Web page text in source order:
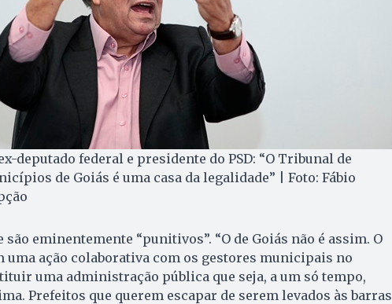
deputado federal e presidente do PSD: “O Tribunal de
de Goiás é uma casa da legalidade” | Foto: Fábio
eminentemente “punitivos”. “O de Goiás não é assim. O
uma ação colaborativa com os gestores municipais no
uma administração pública que seja, a um só tempo,
Prefeitos que querem escapar de serem levados às barras